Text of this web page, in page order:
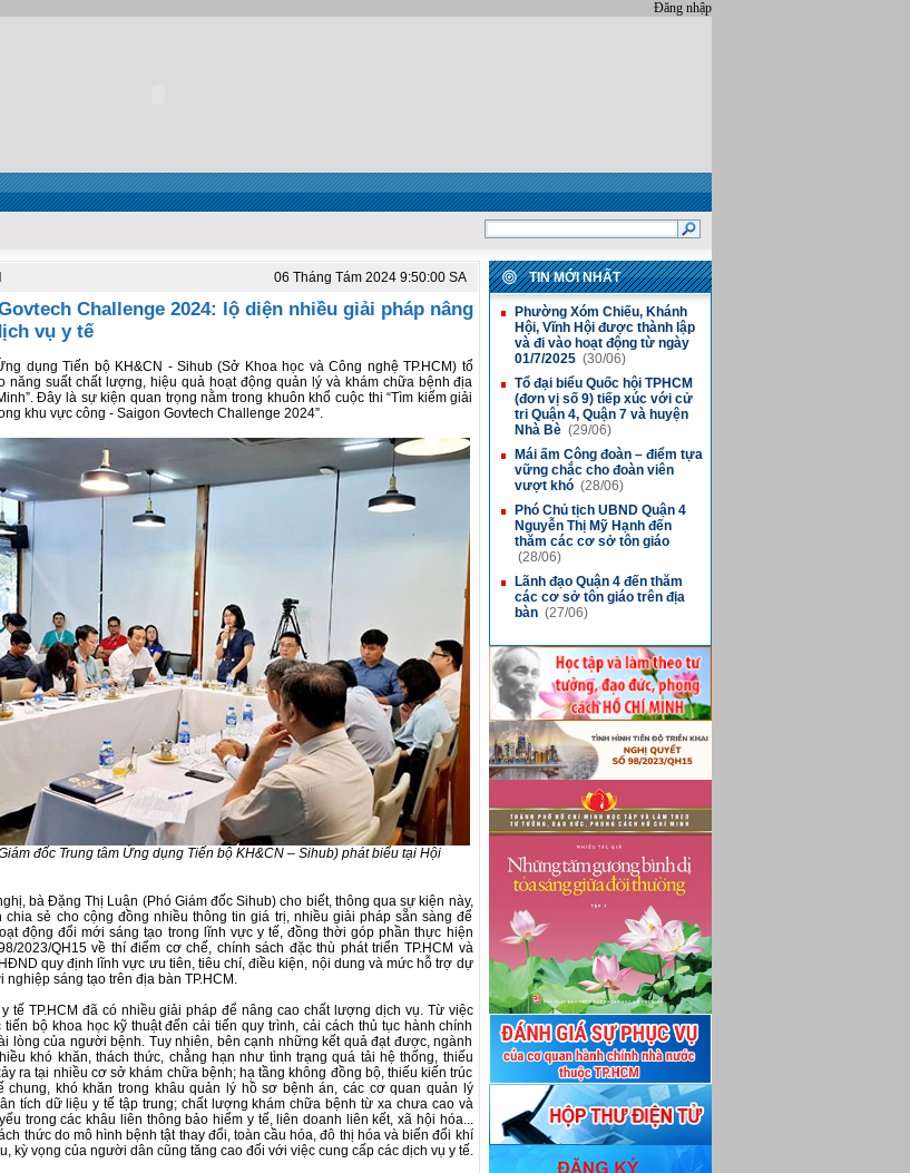
Đăng nhập
06 Tháng Tám 2024 9:50:00 SA
Challenge 2024: lộ diện nhiều giải pháp nâng
vụ y tế
dụng Tiến bộ KH&CN - Sihub (Sở Khoa học và Công nghệ TP.HCM) tổ
năng suất chất lượng, hiệu quả hoạt động quản lý và khám chữa bệnh địa
Đây là sự kiện quan trọng nằm trong khuôn khổ cuộc thi “Tìm kiếm giải
khu vực công - Saigon Govtech Challenge 2024”.
đốc Trung tâm Ứng dụng Tiến bộ KH&CN – Sihub) phát biểu tại Hội
bà Đặng Thị Luận (Phó Giám đốc Sihub) cho biết, thông qua sự kiện này,
chia sẻ cho cộng đồng nhiều thông tin giá trị, nhiều giải pháp sẵn sàng để
động đổi mới sáng tạo trong lĩnh vực y tế, đồng thời góp phần thực hiện
2023/QH15 về thí điểm cơ chế, chính sách đặc thù phát triển TP.HCM và
quy định lĩnh vực ưu tiên, tiêu chí, điều kiện, nội dung và mức hỗ trợ dự
sáng tạo trên địa bàn TP.HCM.
tế TP.HCM đã có nhiều giải pháp để nâng cao chất lượng dịch vụ. Từ việc
bộ khoa học kỹ thuật đến cải tiến quy trình, cải cách thủ tục hành chính
lòng của người bệnh. Tuy nhiên, bên cạnh những kết quả đạt được, ngành
khó khăn, thách thức, chẳng hạn như tình trạng quá tải hệ thống, thiếu
ra tại nhiều cơ sở khám chữa bệnh; hạ tầng không đồng bộ, thiếu kiến trúc
chung, khó khăn trong khâu quản lý hồ sơ bệnh án, các cơ quan quản lý
tích dữ liệu y tế tập trung; chất lượng khám chữa bệnh từ xa chưa cao và
trong các khâu liên thông bảo hiểm y tế, liên doanh liên kết, xã hội hóa...
thức do mô hình bệnh tật thay đổi, toàn cầu hóa, đô thị hóa và biến đổi khí
kỳ vọng của người dân cũng tăng cao đối với việc cung cấp các dịch vụ y tế.
TIN MỚI NHẤT
■
Phường Xóm Chiếu, Khánh
Hội, Vĩnh Hội được thành lập
và đi vào hoạt động từ ngày
01/7/2025 (30/06)
■ Tổ đại biểu Quốc hội TPHCM
(đơn vị số 9) tiếp xúc với cử
tri Quận 4, Quận 7 và huyện
Nhà Bè (29/06)
■
Mái ấm Công đoàn – điểm tựa
vững chắc cho đoàn viên
vượt khó (28/06)
■
Phó Chủ tịch UBND Quận 4
Nguyễn Thị Mỹ Hạnh đến
thăm các cơ sở tôn giáo
(28/06)
■
Lãnh đạo Quận 4 đến thăm
các cơ sở tôn giáo trên địa
bàn (27/06)